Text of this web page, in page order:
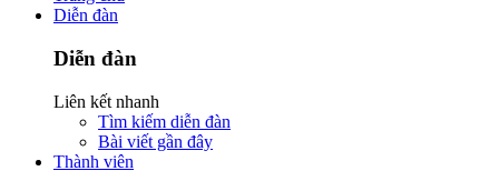
Diễn đàn
Diễn đàn
Liên kết nhanh
Tìm kiếm diễn đàn
Bài viết gần đây
Thành viên